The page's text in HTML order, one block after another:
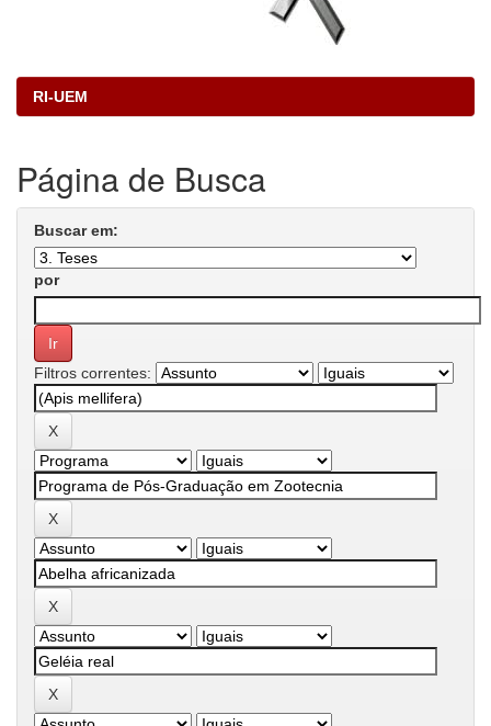
RI-UEM
Página de Busca
Buscar em:
por
Filtros correntes: